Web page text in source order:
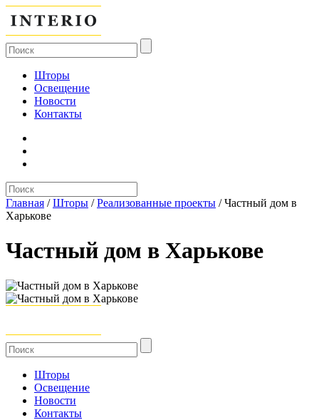
Шторы
Освещение
Новости
Контакты
Главная /Шторы /Реализованные проекты /Частный дом в
Харькове
Частный дом в Харькове
Шторы
Освещение
Новости
Контакты